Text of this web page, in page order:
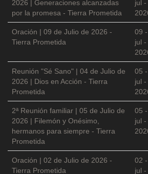
2026 | Generaciones alcanzadas
por la promesa - Tierra Prometida
jul -
Oración | 09 de Julio de 2026 -
Tierra Prometida
09 -
jul -
Reunión "Sé Sano" | 04 de Julio de
2026 | Dios en Acción - Tierra
Prometida
05 -
jul -
2ª Reunión familiar | 05 de Julio de
2026 | Filemón y Onésimo,
hermanos para siempre - Tierra
Prometida
05 -
jul -
Oración | 02 de Julio de 2026 -
Tierra Prometida
02 -
jul -